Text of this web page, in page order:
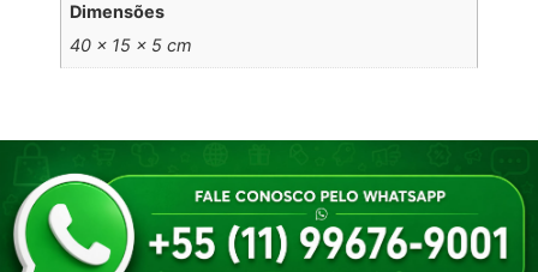
Dimensões
40 × 15 × 5 cm